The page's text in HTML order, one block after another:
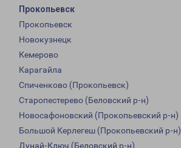
Прокопьевск
Прокопьевск
Новокузнецк
Кемерово
Карагайла
Спиченково (Прокопьевск)
Старопестерево (Беловский р-н)
Новосафоновский (Прокопьевский р-н)
Большой Керлегеш (Прокопьевский р-н)
Дунай-Ключ (Беловский р-н)